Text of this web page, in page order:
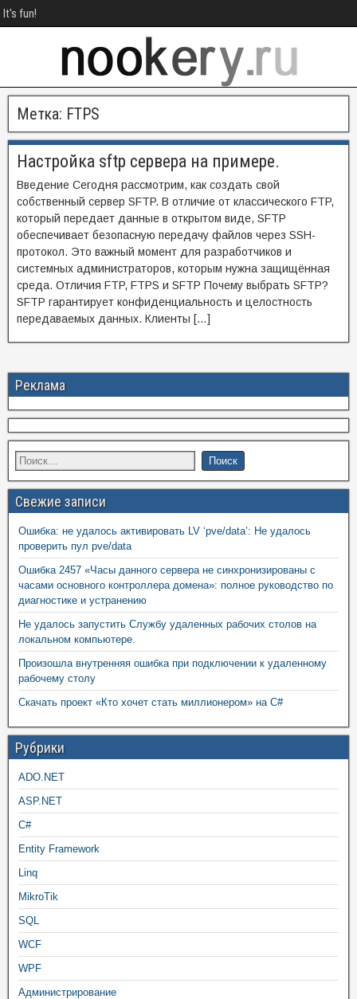
It's fun!
Метка: FTPS
Настройка sftp сервера на примере.
Введение Сегодня рассмотрим, как создать свой
собственный сервер SFTP. В отличие от классического FTP,
который передает данные в открытом виде, SFTP
обеспечивает безопасную передачу файлов через SSH-
протокол. Это важный момент для разработчиков и
системных администраторов, которым нужна защищённая
среда. Отличия FTP, FTPS и SFTP Почему выбрать SFTP?
SFTP гарантирует конфиденциальность и целостность
передаваемых данных. Клиенты […]
Реклама
Свежие записи
Ошибка: не удалось активировать LV ‘pve/data’: Не удалось
проверить пул pve/data
Ошибка 2457 «Часы данного сервера не синхронизированы с
часами основного контроллера домена»: полное руководство по
диагностике и устранению
Не удалось запустить Службу удаленных рабочих столов на
локальном компьютере.
Произошла внутренняя ошибка при подключении к удаленному
рабочему столу
Скачать проект «Кто хочет стать миллионером» на C#
Рубрики
ADO.NET
ASP.NET
C#
Entity Framework
Linq
MikroTik
SQL
WCF
WPF
Администрирование